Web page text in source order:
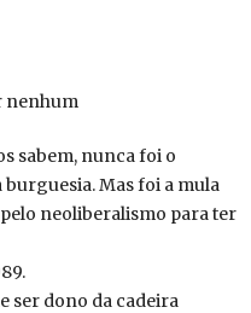
nenhum
sabem, nunca foi o
Mas foi a mula
neoliberalismo para ter
ser dono da cadeira